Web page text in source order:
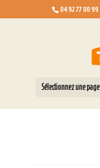
04 92 77 00 99
Sélectionnez une page